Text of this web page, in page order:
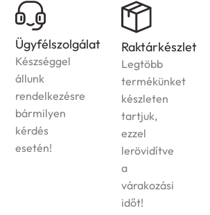
Ügyfélszolgálat
Készséggel
állunk
rendelkezésre
bármilyen
kérdés
esetén!
Raktárkészlet
Legtöbb
termékünket
készleten
tartjuk,
ezzel
lerövidítve
a
várakozási
időt!